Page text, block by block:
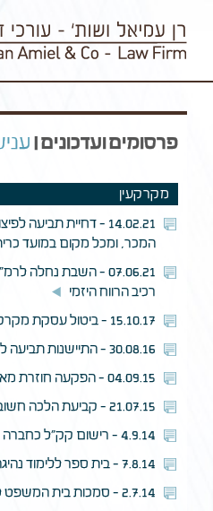
פרסומים ועדכונים |
מקרקעין
14.02.21 - דחיית
המכר, ומכל מקום במועד
07.06.21 - השבת
רכיב הרווח היזמי
15.10.17 - ביטול עסקת מקרקעין עם צד ג' על אף קיום יפוי כח בלתי חוזר פסק דין
30.08.16 - התיישנות תביעה לדמי שימוש כנגד המדינה על מקרקעין שהופקעו - למדינה חזקת תקינות שאינה טעונה הוכחה
04.09.15 - הפקעה חוזרת מאותה חלקה
21.07.15 - קביעת הלכה חשובה - רק בנסיבות חריגות ונדירות מאוד יוכר רישיון מכללא במקרקעי הציבור
4.9.14 - רישום קק"ל כחברה לתועלת הציבור
7.8.14 - בית ספר ללימוד נהיגה על טרקטורים וכלים חקלאיים אינו מהווה שימוש חקלאי
2.7.14 - סמכות בית המשפט להאריך מועדים שנקבעו בחיקוק לביצוע צווי פינוי מינהליים ממקרקעי ציבור